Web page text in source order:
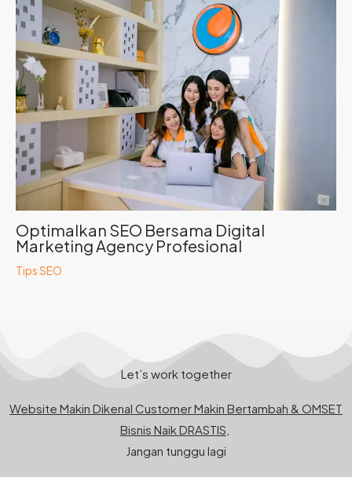
Optimalkan SEO Bersama Digital
Marketing Agency Profesional
Tips SEO
Let’s work together
Website Makin Dikenal Customer Makin Bertambah & OMSET
Bisnis Naik DRASTIS,
Jangan tunggu lagi